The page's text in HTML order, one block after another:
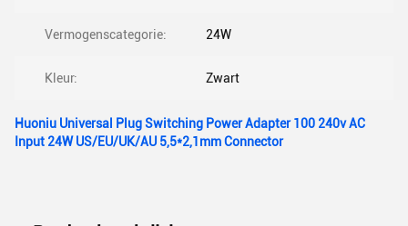
Vermogenscategorie: 24W
Kleur: Zwart
Huoniu Universal Plug Switching Power Adapter 100 240v AC
Input 24W US/EU/UK/AU 5,5*2,1mm Connector